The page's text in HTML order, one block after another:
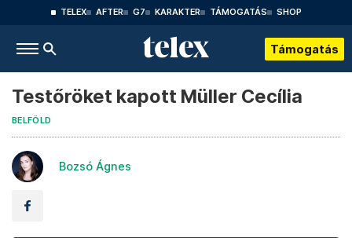
TELEX AFTER G7 KARAKTER TÁMOGATÁS SHOP
Támogatás
Testőröket kapott Müller Cecília
BELFÖLD
Bozsó Ágnes